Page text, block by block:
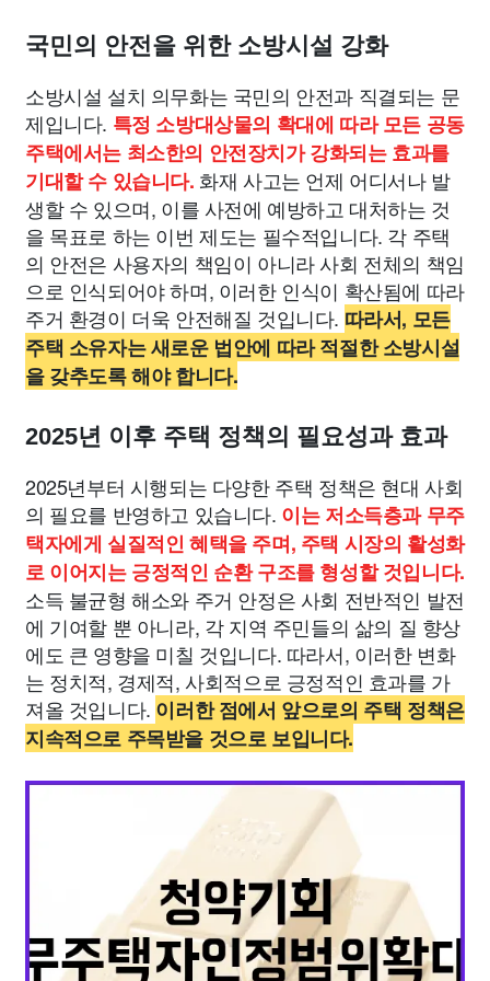
국민의 안전을 위한 소방시설 강화
소방시설 설치 의무화는 국민의 안전과 직결되는 문
제입니다. 특정 소방대상물의 확대에 따라 모든 공동
주택에서는 최소한의 안전장치가 강화되는 효과를
기대할 수 있습니다. 화재 사고는 언제 어디서나 발
생할 수 있으며, 이를 사전에 예방하고 대처하는 것
을 목표로 하는 이번 제도는 필수적입니다. 각 주택
의 안전은 사용자의 책임이 아니라 사회 전체의 책임
으로 인식되어야 하며, 이러한 인식이 확산됨에 따라
주거 환경이 더욱 안전해질 것입니다. 따라서, 모든
주택 소유자는 새로운 법안에 따라 적절한 소방시설
을 갖추도록 해야 합니다.
2025년 이후 주택 정책의 필요성과 효과
2025년부터 시행되는 다양한 주택 정책은 현대 사회
의 필요를 반영하고 있습니다. 이는 저소득층과 무주
택자에게 실질적인 혜택을 주며, 주택 시장의 활성화
로 이어지는 긍정적인 순환 구조를 형성할 것입니다.
소득 불균형 해소와 주거 안정은 사회 전반적인 발전
에 기여할 뿐 아니라, 각 지역 주민들의 삶의 질 향상
에도 큰 영향을 미칠 것입니다. 따라서, 이러한 변화
는 정치적, 경제적, 사회적으로 긍정적인 효과를 가
져올 것입니다. 이러한 점에서 앞으로의 주택 정책은
지속적으로 주목받을 것으로 보입니다.